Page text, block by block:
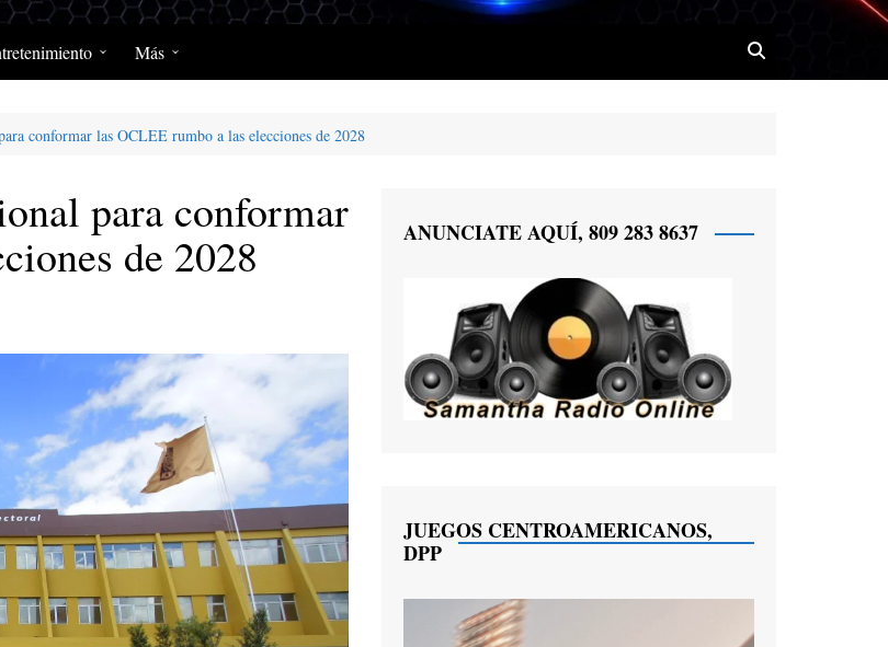
Podcast y Programas de Radio
Más
conformar las OCLEE rumbo a las elecciones de 2028
para conformar
de 2028
ANUNCIATE AQUÍ, 809 283 8637
JUEGOS CENTROAMERICANOS,
DPP
Reproductor